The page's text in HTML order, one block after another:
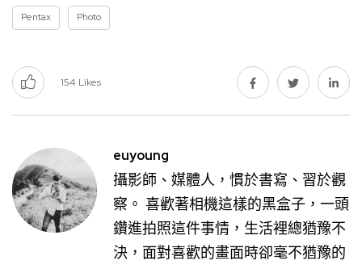
Pentax Photo
154 Likes
euyoung
攝影師、媒體人，慣於書寫、習於觀
察。 喜歡著相機這樣的黑盒子，一頭
鑽進拍照這件事情，生活裡總猶豫不
決，面對喜歡的畫面時卻毫不猶豫的